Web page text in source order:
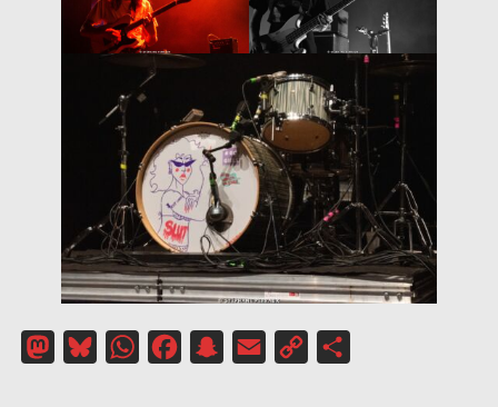
MastodonBlueskyWhatsAppFacebookSnapchat
Email
Copy